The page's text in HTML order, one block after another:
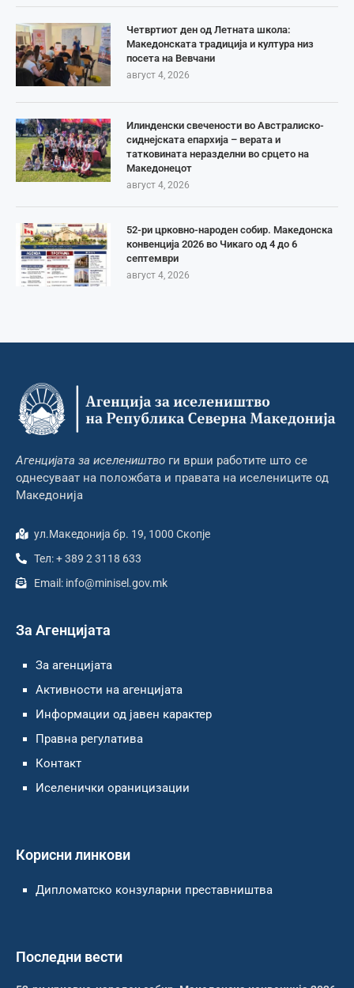
Четвртиот ден од Летната школа:
Македонската традиција и култура низ
посета на Вевчани
август 4, 2026
Илинденски свечености во Австралиско-
сиднејската епархија – верата и
татковината неразделни во срцето на
Македонецот
август 4, 2026
52-ри црковно-народен собир. Македонска
конвенција 2026 во Чикаго од 4 до 6
септември
август 4, 2026
Агенцијата за иселеништво ги врши работите што се
однесуваат на положбата и правата на иселениците од
Македонија
ул.Македонија бр. 19, 1000 Скопје
Тел: + 389 2 3118 633
Email: info@minisel.gov.mk
За Агенцијата
За агенцијата
Активности на агенцијата
Информации од јавен карактер
Правна регулатива
Контакт
Иселенички ораницизации
Корисни линкови
Дипломатско конзуларни преставништва
Последни вести